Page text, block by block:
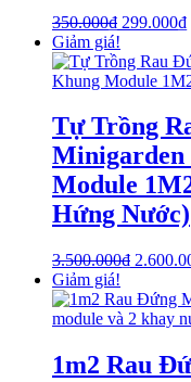
350.000₫ 299.000₫
Giảm giá!
Tự Trồng
Minigarden
Module
Hứng Nước)
3.500.000₫
Giảm giá!
1m2 Rau